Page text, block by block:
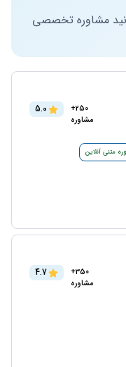
مشاوره تخصصی
250+
مشاوره
5.0
متنی آنلاین
350+
مشاوره
4.7